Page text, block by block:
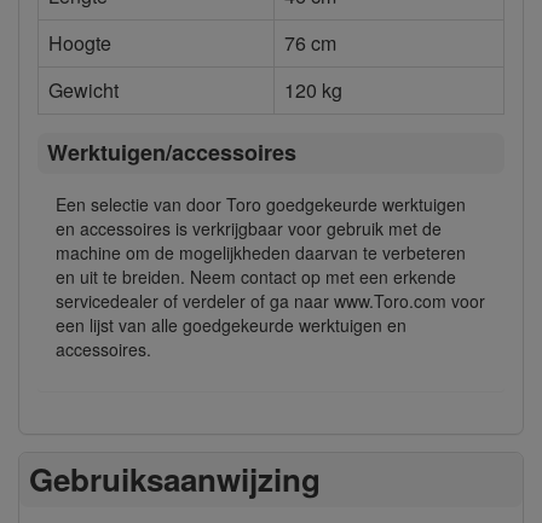
Hoogte
76 cm
Gewicht
120 kg
Werktuigen/accessoires
Een selectie van door Toro goedgekeurde werktuigen
en accessoires is verkrijgbaar voor gebruik met de
machine om de mogelijkheden daarvan te verbeteren
en uit te breiden. Neem contact op met een erkende
servicedealer of verdeler of ga naar www.Toro.com voor
een lijst van alle goedgekeurde werktuigen en
accessoires.
Gebruiksaanwijzing